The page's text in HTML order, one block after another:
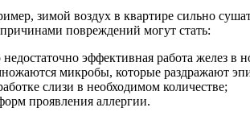
зимой воздух в квартире сильно
повреждений могут стать:
эффективная работа желез в
микробы, которые раздражают
слизи в необходимом количестве;
проявления аллергии.